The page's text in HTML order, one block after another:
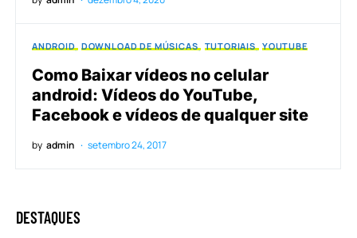
ANDROID DOWNLOAD DE MÚSICAS TUTORIAIS YOUTUBE
Como Baixar vídeos no celular
android: Vídeos do YouTube,
Facebook e vídeos de qualquer site
by admin setembro 24, 2017
DESTAQUES